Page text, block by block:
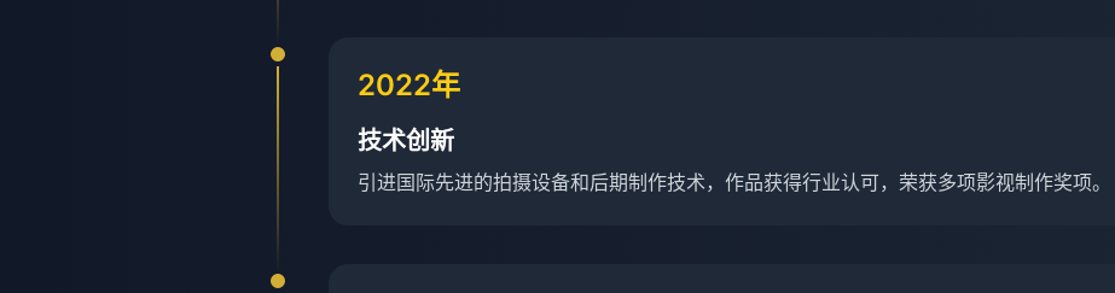
2022年
技术创新
引进国际先进的拍摄设备和后期制作技术，作品获得行业认可，荣获多项影视制作奖项。